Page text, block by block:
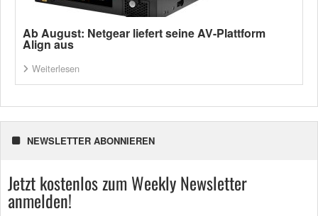
Ab August: Netgear liefert seine AV-Plattform
Align aus
Weiterlesen
NEWSLETTER ABONNIEREN
Jetzt kostenlos zum Weekly Newsletter
anmelden!